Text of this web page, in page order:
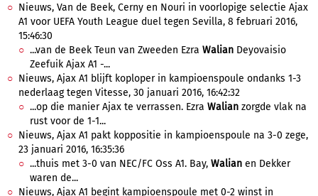
Nieuws, Van de Beek, Cerny en Nouri in voorlopige selectie Ajax
A1 voor UEFA Youth League duel tegen Sevilla, 8 februari 2016,
15:46:30
...van de Beek Teun van Zweeden Ezra Walian Deyovaisio
Zeefuik Ajax A1 -...
Nieuws, Ajax A1 blijft koploper in kampioenspoule ondanks 1-3
nederlaag tegen Vitesse, 30 januari 2016, 16:42:32
...op die manier Ajax te verrassen. Ezra Walian zorgde vlak na
rust voor de 1-1...
Nieuws, Ajax A1 pakt koppositie in kampioenspoule na 3-0 zege,
23 januari 2016, 16:35:36
...thuis met 3-0 van NEC/FC Oss A1. Bay, Walian en Dekker
waren de...
Nieuws, Ajax A1 begint kampioenspoule met 0-2 winst in